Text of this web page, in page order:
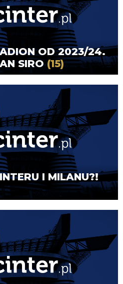
OD 2023/24.
SIRO(15)
I MILANU?!